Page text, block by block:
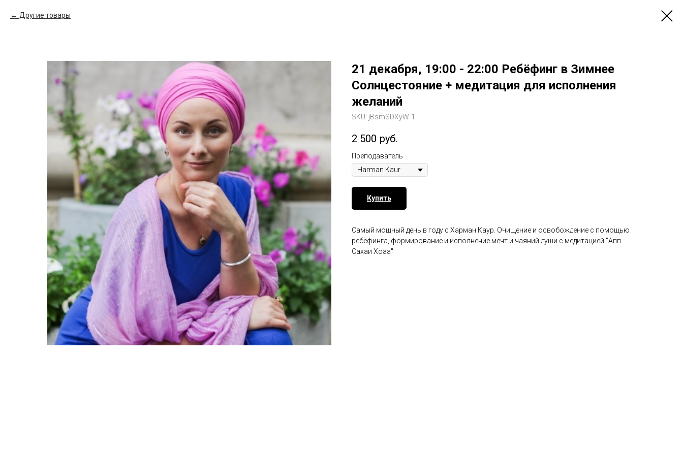
Другие товары
21 декабря, 19:00 - 22:00 Ребёфинг в Зимнее
Солнцестояние + медитация для исполнения
желаний
SKU: jBsmSDXyW-1
2 500 руб.
Преподаватель
Купить
Самый мощный день в году с Харман Каур. Очищение и освобождение с помощью
ребёфинга, формирование и исполнение мечт и чаяний души с медитацией "Апп
Сахаи Хоаа"